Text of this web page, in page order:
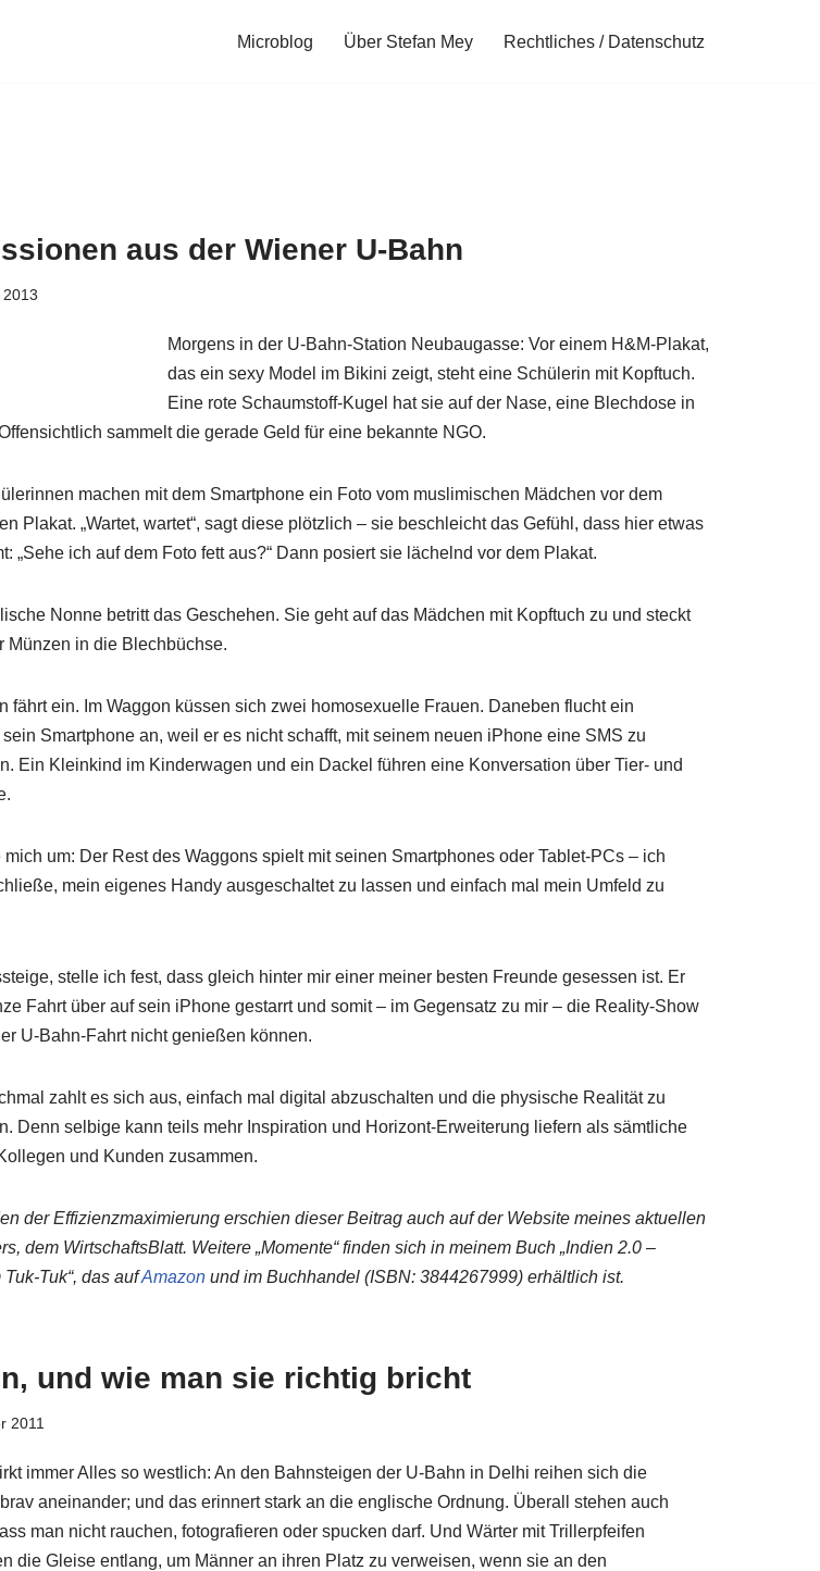
Microblog Über Stefan Mey Rechtliches / Datenschutz
aus der Wiener U-Bahn
Morgens in der U-Bahn-Station Neubaugasse: Vor einem H&M-Plakat,
das ein sexy Model im Bikini zeigt, steht eine Schülerin mit Kopftuch.
Eine rote Schaumstoff-Kugel hat sie auf der Nase, eine Blechdose in
sammelt die gerade Geld für eine bekannte NGO.
machen mit dem Smartphone ein Foto vom muslimischen Mädchen vor dem
Plakat. „Wartet, wartet“, sagt diese plötzlich – sie beschleicht das Gefühl, dass hier etwas
„Sehe ich auf dem Foto fett aus?“ Dann posiert sie lächelnd vor dem Plakat.
Nonne betritt das Geschehen. Sie geht auf das Mädchen mit Kopftuch zu und steckt
Münzen in die Blechbüchse.
fährt ein. Im Waggon küssen sich zwei homosexuelle Frauen. Daneben flucht ein
Smartphone an, weil er es nicht schafft, mit seinem neuen iPhone eine SMS zu
Ein Kleinkind im Kinderwagen und ein Dackel führen eine Konversation über Tier- und
mich um: Der Rest des Waggons spielt mit seinen Smartphones oder Tablet-PCs – ich
mein eigenes Handy ausgeschaltet zu lassen und einfach mal mein Umfeld zu
stelle ich fest, dass gleich hinter mir einer meiner besten Freunde gesessen ist. Er
Fahrt über auf sein iPhone gestarrt und somit – im Gegensatz zu mir – die Reality-Show
U-Bahn-Fahrt nicht genießen können.
zahlt es sich aus, einfach mal digital abzuschalten und die physische Realität zu
Denn selbige kann teils mehr Inspiration und Horizont-Erweiterung liefern als sämtliche
und Kunden zusammen.
der Effizienzmaximierung erschien dieser Beitrag auch auf der Website meines aktuellen
dem WirtschaftsBlatt. Weitere „Momente“ finden sich in meinem Buch „Indien 2.0 –
Tuk-Tuk“, das aufAmazon und im Buchhandel (ISBN: 3844267999) erhältlich ist.
und wie man sie richtig bricht
2011
immer Alles so westlich: An den Bahnsteigen der U-Bahn in Delhi reihen sich die
aneinander; und das erinnert stark an die englische Ordnung. Überall stehen auch
man nicht rauchen, fotografieren oder spucken darf. Und Wärter mit Trillerpfeifen
die Gleise entlang, um Männer an ihren Platz zu verweisen, wenn sie an den